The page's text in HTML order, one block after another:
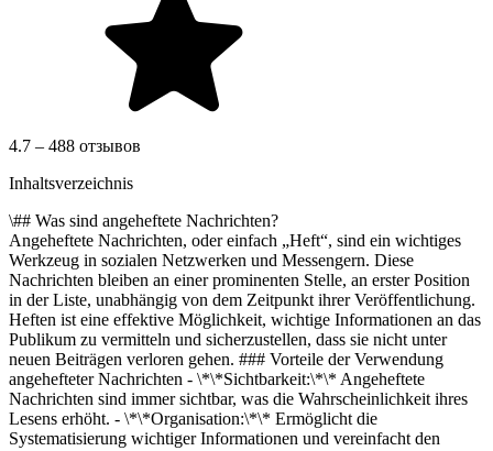
4.7 – 488 отзывов
Inhaltsverzeichnis
\## Was sind angeheftete Nachrichten?
Angeheftete Nachrichten, oder einfach „Heft“, sind ein wichtiges
Werkzeug in sozialen Netzwerken und Messengern. Diese
Nachrichten bleiben an einer prominenten Stelle, an erster Position
in der Liste, unabhängig von dem Zeitpunkt ihrer Veröffentlichung.
Heften ist eine effektive Möglichkeit, wichtige Informationen an das
Publikum zu vermitteln und sicherzustellen, dass sie nicht unter
neuen Beiträgen verloren gehen. ### Vorteile der Verwendung
angehefteter Nachrichten - \*\*Sichtbarkeit:\*\* Angeheftete
Nachrichten sind immer sichtbar, was die Wahrscheinlichkeit ihres
Lesens erhöht. - \*\*Organisation:\*\* Ermöglicht die
Systematisierung wichtiger Informationen und vereinfacht den